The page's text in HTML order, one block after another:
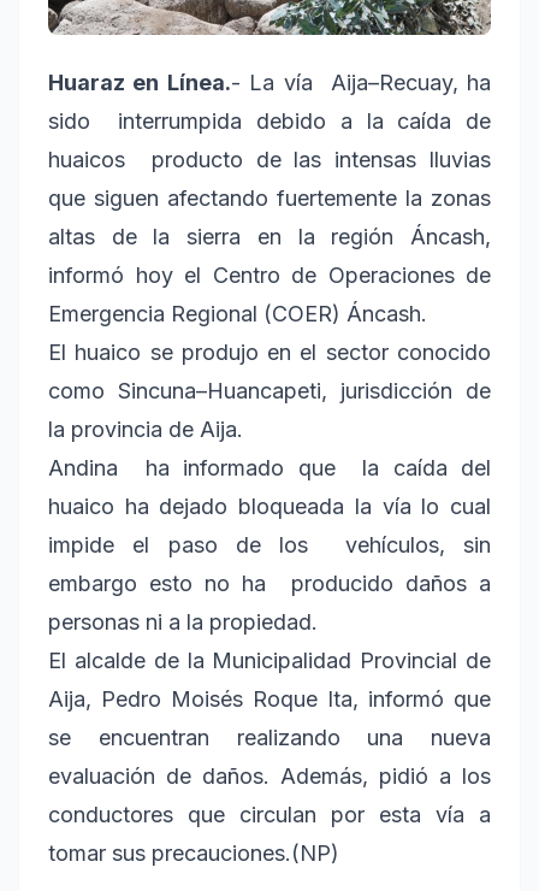
Huaraz en Línea.- La vía Aija–Recuay, ha
sido interrumpida debido a la caída de
huaicos producto de las intensas lluvias
que siguen afectando fuertemente la zonas
altas de la sierra en la región Áncash,
informó hoy el Centro de Operaciones de
Emergencia Regional (COER) Áncash.
El huaico se produjo en el sector conocido
como Sincuna–Huancapeti, jurisdicción de
la provincia de Aija.
Andina ha informado que la caída del
huaico ha dejado bloqueada la vía lo cual
impide el paso de los vehículos, sin
embargo esto no ha producido daños a
personas ni a la propiedad.
El alcalde de la Municipalidad Provincial de
Aija, Pedro Moisés Roque Ita, informó que
se encuentran realizando una nueva
evaluación de daños. Además, pidió a los
conductores que circulan por esta vía a
tomar sus precauciones.(NP)